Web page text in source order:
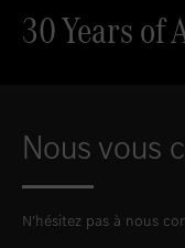
30 Years of
Nous vous
N’hésitez pas à nous